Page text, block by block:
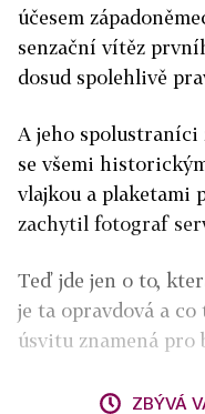
účesem
senzační vítěz
dosud spolehlivě
A jeho
se všemi
vlajkou a plaketami
zachytil fotograf
Teď jde jen o to,
je ta opravdová a
úsvitu znamená pro
ZBÝVÁ